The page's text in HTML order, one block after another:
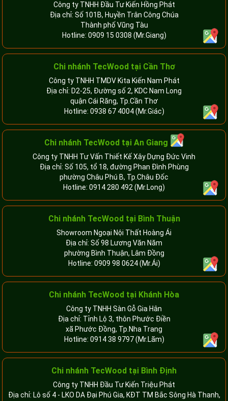
Công ty TNHH Đầu Tư Kiến Hồng Phát
Địa chỉ: Số 101B, Huyền Trân Công Chúa
Thành phố Vũng Tàu
Hotline: 0909 15 0308 (Mr.Giang)
Chi nhánh TecWood tại Cần Thơ
Công ty TNHH TMDV Kita Kiến Nam Phát
Địa chỉ: D2-25, Đường số 2, KDC Nam Long
quận Cái Răng, Tp.Cần Thơ
Hotline: 0938 67 4004(Mr.Giác)
Chi nhánh TecWood tại An Giang
Công ty TNHH Tư Vấn Thiết Kế Xây Dựng Đức Vinh
Địa chỉ: Số 105, tổ 18, đường Phan Đình Phùng
phường Châu Phú B, Tp.Châu Đốc
Hotline: 0914 280 492(Mr.Long)
Chi nhánh TecWood tại Bình Thuận
Showroom Ngoại Nội Thất Hoàng Ái
Địa chỉ: Số 98 Lương Văn Năm
phường Bình Thuận, Lâm Đồng
Hotline: 0909 98 0624(Mr.Ái)
Chi nhánh TecWood tại Khánh Hòa
Công ty TNHH Sàn Gỗ Gia Hân
Địa chỉ: Tỉnh Lộ 3, thôn Phước Điền
xã Phước Đồng, Tp.Nha Trang
Hotline: 0914 38 9797(Mr.Lãm)
Chi nhánh TecWood tại Bình Định
Công ty TNHH Đầu Tư Kiến Triệu Phát
Địa chỉ: Lô số 4 - LKO DA Đại Phú Gia, KĐT TM Bắc Sông Hà Thanh,